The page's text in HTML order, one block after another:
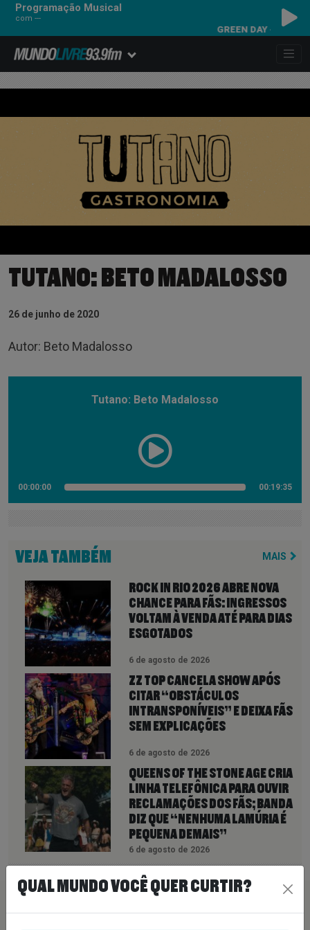
Programação Musical
com ---
GREEN DAY - HOLIDAY
TUTANO: BETO MADALOSSO
26 de junho de 2020
Autor: Beto Madalosso
Tutano: Beto Madalosso
00:00:00 00:19:35
VEJA TAMBÉM MAIS
ROCK IN RIO 2026 ABRE NOVA
CHANCE PARA FÃS: INGRESSOS
VOLTAM À VENDA ATÉ PARA DIAS
ESGOTADOS
6 de agosto de 2026
ZZ TOP CANCELA SHOW APÓS
CITAR “OBSTÁCULOS
INTRANSPONÍVEIS” E DEIXA FÃS
SEM EXPLICAÇÕES
6 de agosto de 2026
QUEENS OF THE STONE AGE CRIA
LINHA TELEFÔNICA PARA OUVIR
RECLAMAÇÕES DOS FÃS; BANDA
DIZ QUE “NENHUMA LAMÚRIA É
PEQUENA DEMAIS”
6 de agosto de 2026
PEÇA SUA MÚSICA
QUAL MUNDO VOCÊ QUER CURTIR?